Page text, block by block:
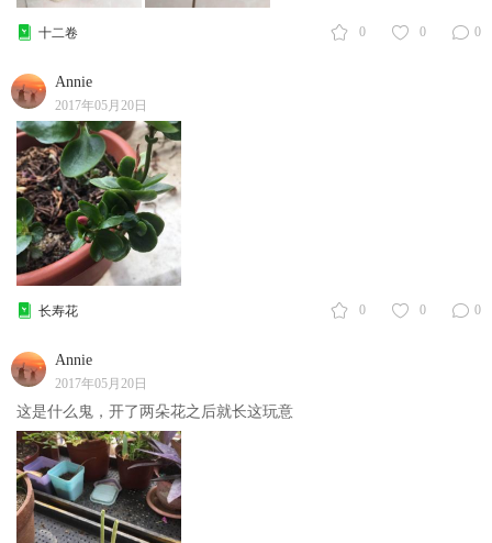
0 0 0
十二卷
Annie
2017年05月20日
0 0 0
长寿花
Annie
2017年05月20日
这是什么鬼，开了两朵花之后就长这玩意